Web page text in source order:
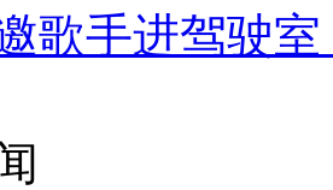
歌手进驾驶